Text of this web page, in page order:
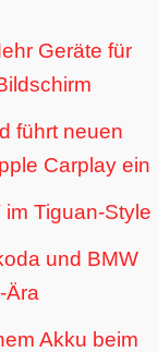
Geräte für
führt neuen
Carplay ein
Tiguan-Style
und BMW
Ära
Akku beim